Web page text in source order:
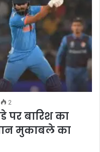
2
पर बारिश का
मुकाबले का